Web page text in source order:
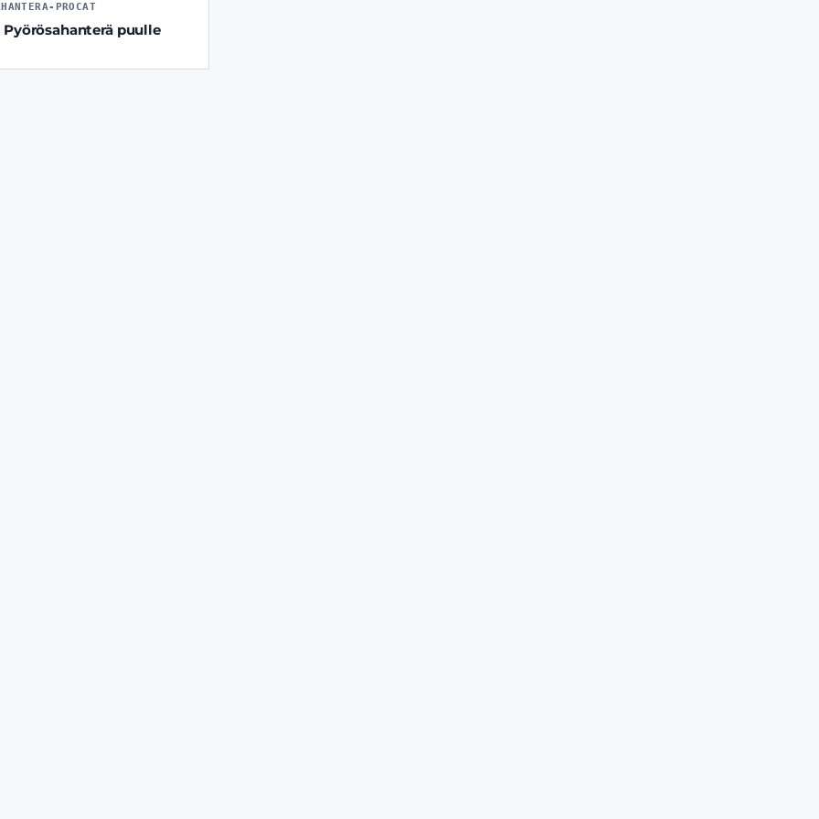
PROCAT
Pyörösahanterä puulle